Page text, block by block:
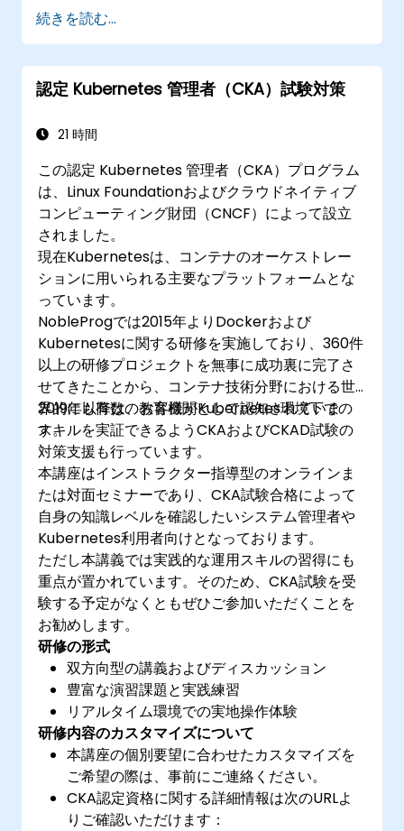
続きを読む...
認定 Kubernetes 管理者（CKA）試験対策
21 時間
この認定 Kubernetes 管理者（CKA）プログラム
は、Linux Foundationおよびクラウドネイティブ
コンピューティング財団（CNCF）によって設立
されました。
現在Kubernetesは、コンテナのオーケストレー
ションに用いられる主要なプラットフォームとな
っています。
NobleProgでは2015年よりDockerおよび
Kubernetesに関する研修を実施しており、360件
以上の研修プロジェクトを無事に成功裏に完了さ
せてきたことから、コンテナ技術分野における世
界的にも有数の教育機関として認知されていま
す。
2019年以降は、お客様がKubernetes環境下での
スキルを実証できるようCKAおよびCKAD試験の
対策支援も行っています。
本講座はインストラクター指導型のオンラインま
たは対面セミナーであり、CKA試験合格によって
自身の知識レベルを確認したいシステム管理者や
Kubernetes利用者向けとなっております。
ただし本講義では実践的な運用スキルの習得にも
重点が置かれています。そのため、CKA試験を受
験する予定がなくともぜひご参加いただくことを
お勧めします。
研修の形式
双方向型の講義およびディスカッション
豊富な演習課題と実践練習
リアルタイム環境での実地操作体験
研修内容のカスタマイズについて
本講座の個別要望に合わせたカスタマイズを
ご希望の際は、事前にご連絡ください。
CKA認定資格に関する詳細情報は次のURLよ
りご確認いただけます：